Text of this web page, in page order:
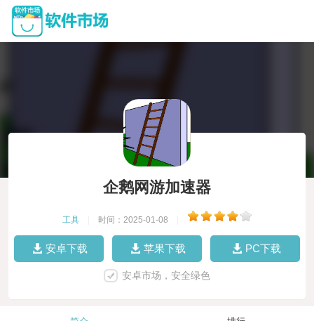
企鹅网游加速器
工具 时间：2025-01-08
安卓下载 苹果下载 PC下载
安卓市场，安全绿色